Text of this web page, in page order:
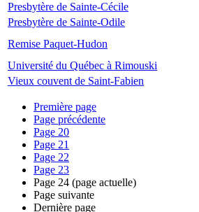
Presbytère de Sainte-Cécile
Presbytère de Sainte-Odile
Remise Paquet-Hudon
Université du Québec à Rimouski
Vieux couvent de Saint-Fabien
Première page
Page précédente
Page 20
Page 21
Page 22
Page 23
Page 24 (page actuelle)
Page suivante
Dernière page